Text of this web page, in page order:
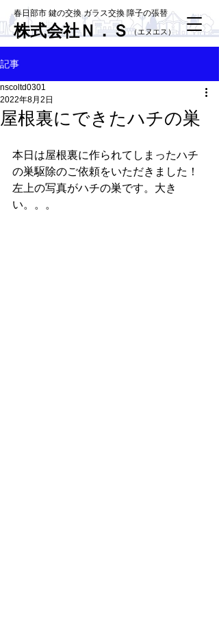
春日部市 鍵の交換 ガラス交換 障子の張替
株式会社Ｎ．Ｓ​（エヌエス）
記事
屋根裏にできたハチの巣
nscoltd0301
2022年8月2日
本日は屋根裏に作られてしまったハチ
の巣駆除のご依頼をいただきました！
左上の写真がハチの巣です。大き
い。。。